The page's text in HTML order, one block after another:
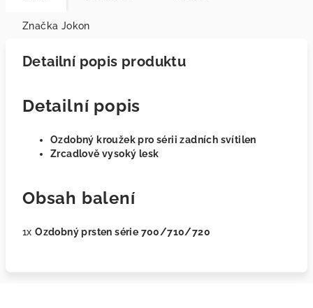
Značka Jokon
Detailní popis produktu
Detailní popis
Ozdobný kroužek pro sérii zadních svítilen
Zrcadlově vysoký lesk
Obsah balení
1xOzdobný prsten série 700/710/720